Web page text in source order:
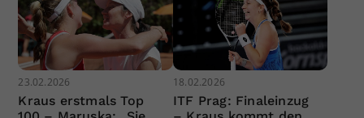
23.02.2026
Kraus erstmals Top
18.02.2026
ITF Prag: Finaleinzug